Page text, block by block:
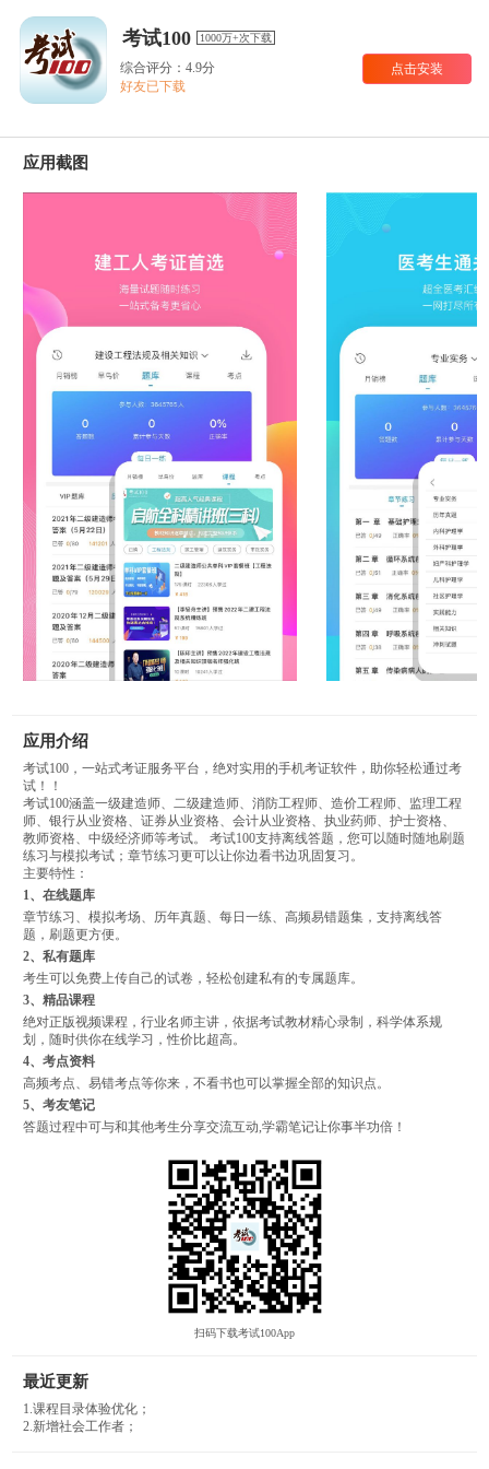
考试100 1000万+次下载
综合评分：4.9分
好友已下载
点击安装
应用截图
应用介绍
考试100，一站式考证服务平台，绝对实用的手机考证软件，助你轻松通过考
试！！
考试100涵盖一级建造师、二级建造师、消防工程师、造价工程师、监理工程
师、银行从业资格、证券从业资格、会计从业资格、执业药师、护士资格、
教师资格、中级经济师等考试。 考试100支持离线答题，您可以随时随地刷题
练习与模拟考试；章节练习更可以让你边看书边巩固复习。
主要特性：
1、在线题库
章节练习、模拟考场、历年真题、每日一练、高频易错题集，支持离线答
题，刷题更方便。
2、私有题库
考生可以免费上传自己的试卷，轻松创建私有的专属题库。
3、精品课程
绝对正版视频课程，行业名师主讲，依据考试教材精心录制，科学体系规
划，随时供你在线学习，性价比超高。
4、考点资料
高频考点、易错考点等你来，不看书也可以掌握全部的知识点。
5、考友笔记
答题过程中可与和其他考生分享交流互动,学霸笔记让你事半功倍！
扫码下载考试100App
最近更新
1.课程目录体验优化；
2.新增社会工作者；